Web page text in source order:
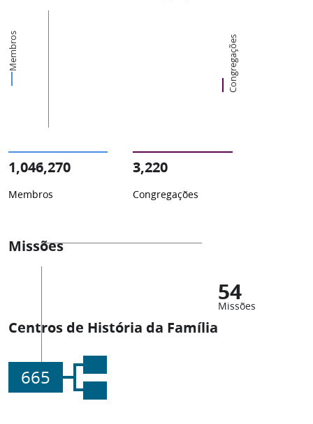
Membros Congregações
1,046,270
Membros
3,220
Congregações
Missões
54
Missões
Centros de História da Família
665